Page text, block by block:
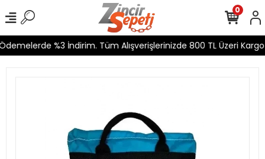
%3 İndirim. Tüm Alışverişlerinizde 800 TL Üzeri Kargo
0